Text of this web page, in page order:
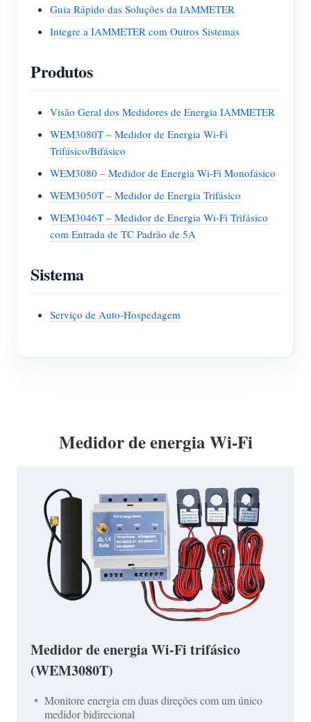
Guia Rápido das Soluções da IAMMETER
Integre a IAMMETER com Outros Sistemas
Produtos
Visão Geral dos Medidores de Energia IAMMETER
WEM3080T – Medidor de Energia Wi-Fi
Trifásico/Bifásico
WEM3080 – Medidor de Energia Wi-Fi Monofásico
WEM3050T – Medidor de Energia Trifásico
WEM3046T – Medidor de Energia Wi-Fi Trifásico
com Entrada de TC Padrão de 5A
Sistema
Serviço de Auto-Hospedagem
Medidor de energia Wi-Fi
Medidor de energia Wi-Fi trifásico
(WEM3080T)
Monitore energia em duas direções com um único
medidor bidirecional